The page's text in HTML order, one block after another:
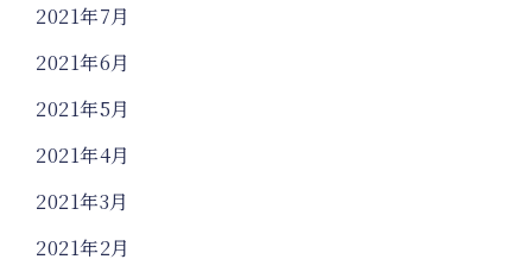
2021年7月
2021年6月
2021年5月
2021年4月
2021年3月
2021年2月